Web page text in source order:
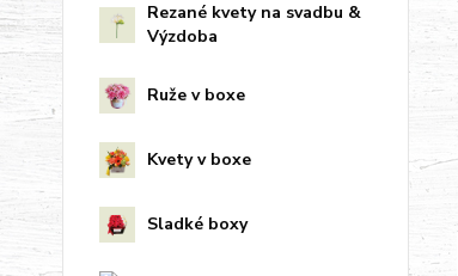
Rezané kvety na svadbu &
Výzdoba
Ruže v boxe
Kvety v boxe
Sladké boxy